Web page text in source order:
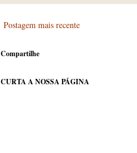
Postagem mais recente
Compartilhe
CURTA A NOSSA PÁGINA